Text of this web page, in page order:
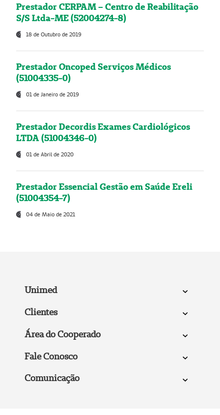
Prestador CERPAM – Centro de Reabilitação
S/S Ltda-ME (52004274-8)
18 de Outubro de 2019
Prestador Oncoped Serviços Médicos
(51004335-0)
01 de Janeiro de 2019
Prestador Decordis Exames Cardiológicos
LTDA (51004346-0)
01 de Abril de 2020
Prestador Essencial Gestão em Saúde Ereli
(51004354-7)
04 de Maio de 2021
Unimed
Clientes
Área do Cooperado
Fale Conosco
Comunicação